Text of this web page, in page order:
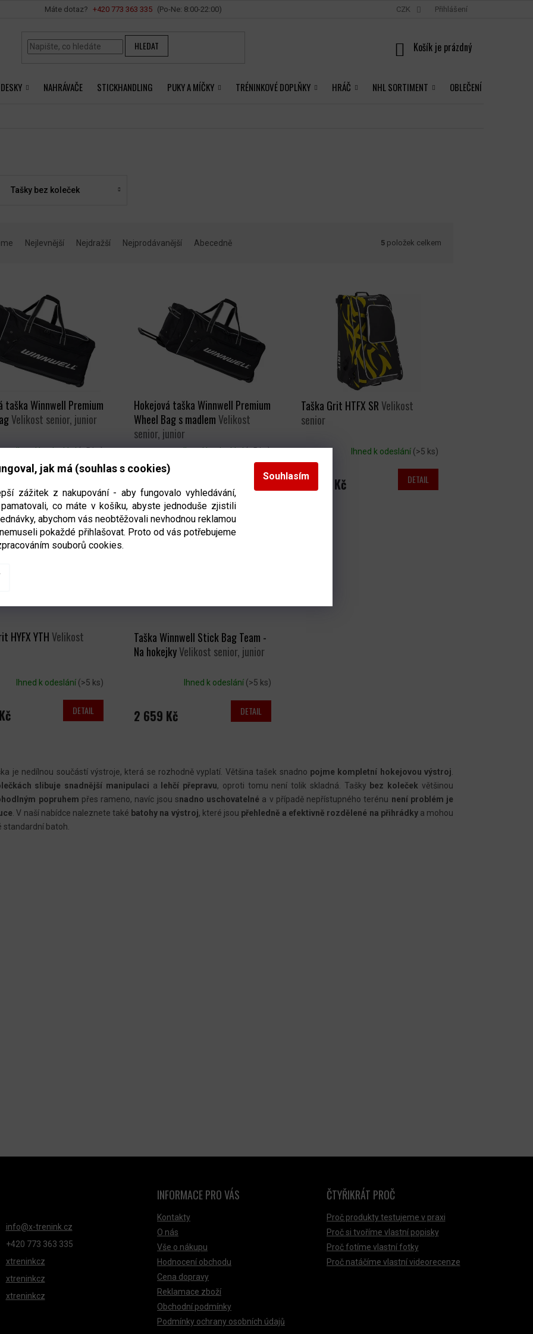
jak má (souhlas s cookies)
zážitek z nakupování - aby fungovalo vyhledávání,
co máte v košíku, abyste jednoduše zjistili
abychom vás neobtěžovali nevhodnou reklamou
pokaždé přihlašovat. Proto od vás potřebujeme
souborů cookies.
Souhlasím
+420 ‭773 363 335
Vše o nákupu CZK Přihlášení
HLEDAT
NÁKUPNÍ
NAHRÁVAČE STICKHANDLING PUKY A MÍČKY TRÉNINKOVÉ DOPLŇKY HRÁČ NHL SORTIMENT OBLEČENÍ
Tašky bez koleček
Nejlevnější Nejdražší Nejprodávanější Abecedně 5 položek celkem
taška Winnwell Premium
Velikost senior, junior
Ihned k odeslání(>5 ks)
DETAIL
Hokejová taška Winnwell Premium
Wheel Bag s madlem Velikost
senior, junior
Ihned k odeslání(>5 ks)
2 690 Kč
Taška Grit HTFX SR Velikost
senior
Ihned k odeslání (>5 ks)
4 499 Kč DETAIL
HYFX YTH Velikost
Ihned k odeslání (>5 ks)
DETAIL
Taška Winnwell Stick Bag Team -
Na hokejkyVelikost senior, junior
Ihned k odeslání (>5 ks)
2 659 Kč DETAIL
V
L
Á
D
je nedílnou součástí výstroje, která se rozhodně vyplatí. Většina tašek snadno pojme kompletní hokejovou výstroj
slibuje snadnější manipulaci a lehčí přepravu, oproti tomu není tolik skladná. Tašky bez koleček většinou
popruhem přes rameno, navíc jsou snadno uschovatelné a v případě nepřístupného terénu není problém je
. V naší nabídce naleznete také batohy na výstroj, které jsou přehledně a efektivně rozdělené na přihrádkya mohou
standardní batoh.
info@x-trenink.cz
+420 ‭773 363 335
xtreninkcz
xtreninkcz
xtreninkcz
INFORMACE PRO VÁS
Kontakty
O nás
Vše o nákupu
Hodnocení obchodu
Cena dopravy
Reklamace zboží
Obchodní podmínky
Podmínky ochrany osobních údajů
ČTYŘIKRÁT PROČ
Proč produkty testujeme v praxi
Proč si tvoříme vlastní popisky
Proč fotíme vlastní fotky
Proč natáčíme vlastní videorecenze